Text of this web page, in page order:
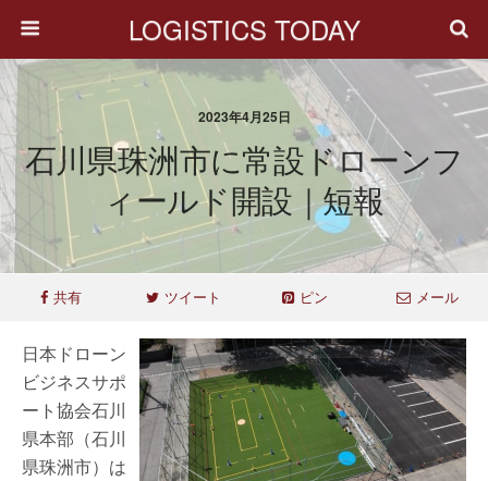
LOGISTICS TODAY
2023年4月25日
石川県珠洲市に常設ドローンフ
ィールド開設｜短報
共有 ツイート ピン メール
日本ドローン
ビジネスサポ
ート協会石川
県本部（石川
県珠洲市）は